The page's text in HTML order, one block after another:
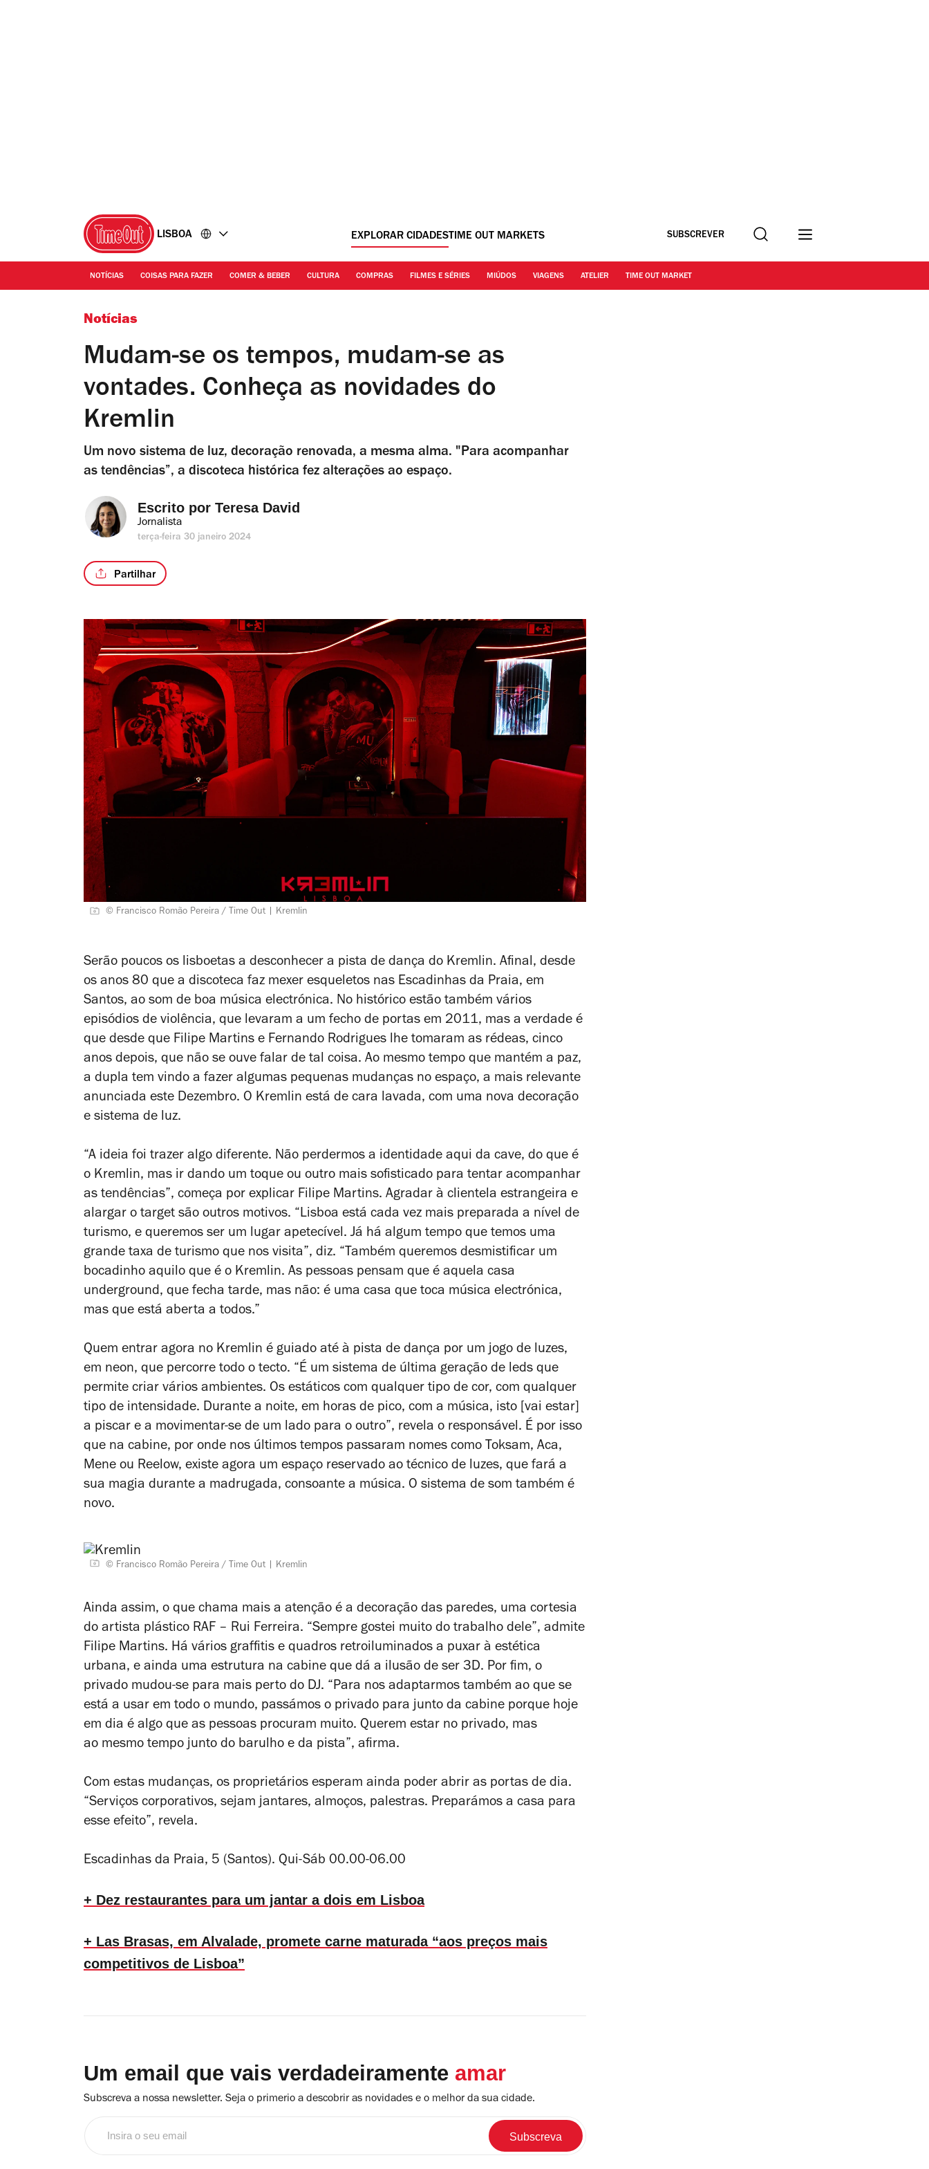
LISBOA EXPLORAR CIDADESTIME OUT MARKETS SUBSCREVER Procurar
NOTÍCIAS COISAS PARA FAZER COMER & BEBER CULTURA COMPRAS FILMES E SÉRIES MIÚDOS VIAGENS ATELIER TIME OUT MARKET
Notícias
Mudam-se os tempos, mudam-se as
vontades. Conheça as novidades do
Kremlin
Um novo sistema de luz, decoração renovada, a mesma alma. "Para acompanhar
as tendências”, a discoteca histórica fez alterações ao espaço.
Escrito por Teresa David
Jornalista
terça-feira 30 janeiro 2024
Partilhar
© Francisco Romão Pereira / Time Out | Kremlin
Serão poucos os lisboetas a desconhecer a pista de dança do Kremlin. Afinal, desde
os anos 80 que a discoteca faz mexer esqueletos nas Escadinhas da Praia, em
Santos, ao som de boa música electrónica. No histórico estão também vários
episódios de violência, que levaram a um fecho de portas em 2011, mas a verdade é
que desde que Filipe Martins e Fernando Rodrigues lhe tomaram as rédeas, cinco
anos depois, que não se ouve falar de tal coisa. Ao mesmo tempo que mantém a paz,
a dupla tem vindo a fazer algumas pequenas mudanças no espaço, a mais relevante
anunciada este Dezembro. O Kremlin está de cara lavada, com uma nova decoração
e sistema de luz.
“A ideia foi trazer algo diferente. Não perdermos a identidade aqui da cave, do que é
o Kremlin, mas ir dando um toque ou outro mais sofisticado para tentar acompanhar
as tendências”, começa por explicar Filipe Martins. Agradar à clientela estrangeira e
alargar o target são outros motivos. “Lisboa está cada vez mais preparada a nível de
turismo, e queremos ser um lugar apetecível. Já há algum tempo que temos uma
grande taxa de turismo que nos visita”, diz. “Também queremos desmistificar um
bocadinho aquilo que é o Kremlin. As pessoas pensam que é aquela casa
underground, que fecha tarde, mas não: é uma casa que toca música electrónica,
mas que está aberta a todos.”
Quem entrar agora no Kremlin é guiado até à pista de dança por um jogo de luzes,
em neon, que percorre todo o tecto. “É um sistema de última geração de leds que
permite criar vários ambientes. Os estáticos com qualquer tipo de cor, com qualquer
tipo de intensidade. Durante a noite, em horas de pico, com a música, isto [vai estar]
a piscar e a movimentar-se de um lado para o outro”, revela o responsável. É por isso
que na cabine, por onde nos últimos tempos passaram nomes como Toksam, Aca,
Mene ou Reelow, existe agora um espaço reservado ao técnico de luzes, que fará a
sua magia durante a madrugada, consoante a música. O sistema de som também é
novo.
© Francisco Romão Pereira / Time Out Kremlin
Ainda assim, o que chama mais a atenção é a decoração das paredes, uma cortesia
do artista plástico RAF – Rui Ferreira. “Sempre gostei muito do trabalho dele”, admite
Filipe Martins. Há vários graffitis e quadros retroiluminados a puxar à estética
urbana, e ainda uma estrutura na cabine que dá a ilusão de ser 3D. Por fim, o
privado mudou-se para mais perto do DJ. “Para nos adaptarmos também ao que se
está a usar em todo o mundo, passámos o privado para junto da cabine porque hoje
em dia é algo que as pessoas procuram muito. Querem estar no privado, mas
ao mesmo tempo junto do barulho e da pista”, afirma.
Com estas mudanças, os proprietários esperam ainda poder abrir as portas de dia.
“Serviços corporativos, sejam jantares, almoços, palestras. Preparámos a casa para
esse efeito”, revela.
Escadinhas da Praia, 5 (Santos). Qui-Sáb 00.00-06.00
+ Dez restaurantes para um jantar a dois em Lisboa
+ Las Brasas, em Alvalade, promete carne maturada “aos preços mais
competitivos de Lisboa”
Um email que vais verdadeiramente amar
Subscreva a nossa newsletter. Seja o primerio a descobrir as novidades e o melhor da sua cidade.